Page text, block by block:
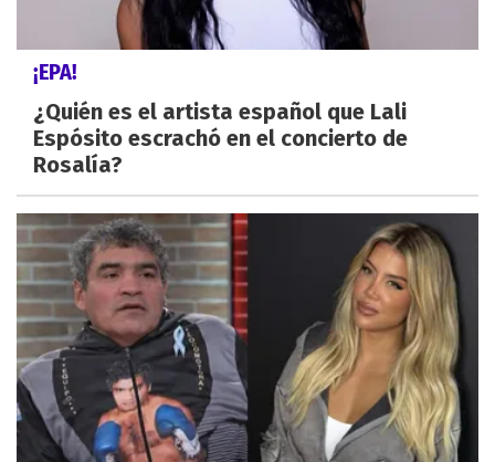
¡EPA!
¿Quién es el artista español que Lali
Espósito escrachó en el concierto de
Rosalía?